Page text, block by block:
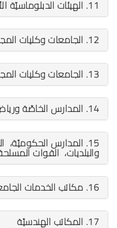
11. الهيئات الدبلوماسيّة الأجنبيّة العاملة في المملكة
12. الجامعات وكليات المجتمع الرسميّة
13. الجامعات وكليات المجتمع الخاصّة
14. المدارس الخاصّة ورياض الأطفال
15. المدارس الحكوميّة،
والبلديات، القوات
16. مكاتب الخدمات الجامعيّة
17. المكاتب الهندسيّة